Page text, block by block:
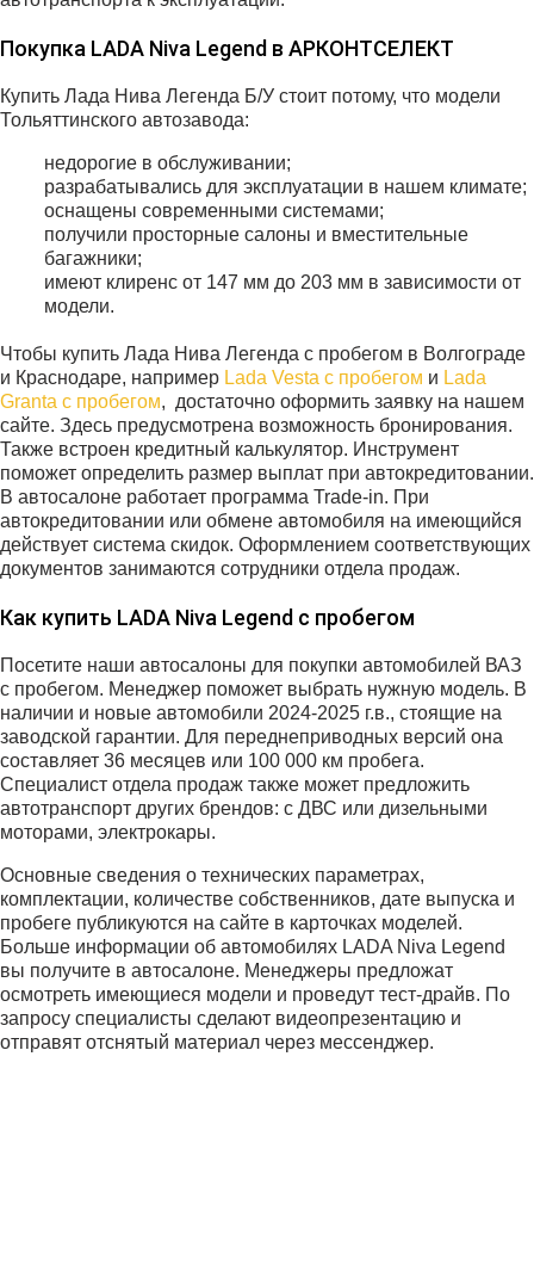
Покупка LADA Niva Legend в АРКОНТСЕЛЕКТ
Купить Лада Нива Легенда Б/У стоит потому, что модели
Тольяттинского автозавода:
недорогие в обслуживании;
разрабатывались для эксплуатации в нашем климате;
оснащены современными системами;
получили просторные салоны и вместительные
багажники;
имеют клиренс от 147 мм до 203 мм в зависимости от
модели.
Чтобы купить Лада Нива Легенда с пробегом в Волгограде
и Краснодаре, например Lada Vesta с пробегом и Lada
Granta с пробегом, достаточно оформить заявку на нашем
сайте. Здесь предусмотрена возможность бронирования.
Также встроен кредитный калькулятор. Инструмент
поможет определить размер выплат при автокредитовании.
В автосалоне работает программа Trade-in. При
автокредитовании или обмене автомобиля на имеющийся
действует система скидок. Оформлением соответствующих
документов занимаются сотрудники отдела продаж.
Как купить LADA Niva Legend с пробегом
Посетите наши автосалоны для покупки автомобилей ВАЗ
с пробегом. Менеджер поможет выбрать нужную модель. В
наличии и новые автомобили 2024-2025 г.в., стоящие на
заводской гарантии. Для переднеприводных версий она
составляет 36 месяцев или 100 000 км пробега.
Специалист отдела продаж также может предложить
автотранспорт других брендов: с ДВС или дизельными
моторами, электрокары.
Основные сведения о технических параметрах,
комплектации, количестве собственников, дате выпуска и
пробеге публикуются на сайте в карточках моделей.
Больше информации об автомобилях LADA Niva Legend
вы получите в автосалоне. Менеджеры предложат
осмотреть имеющиеся модели и проведут тест-драйв. По
запросу специалисты сделают видеопрезентацию и
отправят отснятый материал через мессенджер.